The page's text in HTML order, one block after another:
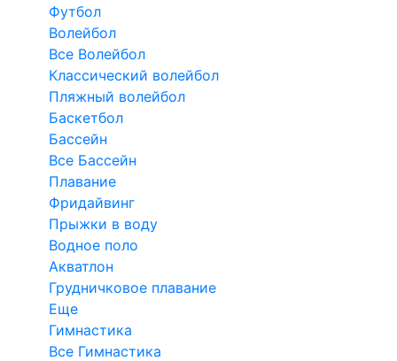
Футбол
Волейбол
Все Волейбол
Классический волейбол
Пляжный волейбол
Баскетбол
Бассейн
Все Бассейн
Плавание
Фридайвинг
Прыжки в воду
Водное поло
Акватлон
Грудничковое плавание
Еще
Гимнастика
Все Гимнастика